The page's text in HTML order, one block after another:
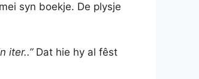
syn boekje. De plysje
iter..”Dat hie hy al fêst